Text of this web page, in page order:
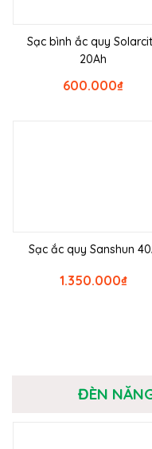
Sạc bình ắc quy
20Ah
₫
600.000
Sạc ắc quy Sanshun
₫
1.350.000
ĐÈN